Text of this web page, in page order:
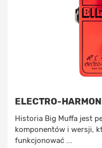
ELECTRO-
Historia Big Muffa jest
komponentów i wersji,
funkcjonować ...